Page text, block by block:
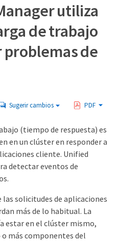
utiliza
de trabajo
de
Sugerir cambios PDF
(tiempo de respuesta) es
en un clúster en responder a
cliente. Unified
detectar eventos de
solicitudes de aplicaciones
más de lo habitual. La
estar en el clúster mismo,
más componentes del